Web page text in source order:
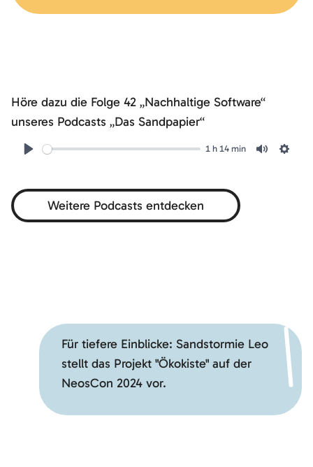
42
Höre dazu die Folge 42 „Nachhaltige Software“
unseres Podcasts „Das Sandpapier“
1 h 14 min
Weitere Podcasts entdecken
Für tiefere Einblicke: Sandstormie Leo
stellt das Projekt "Ökokiste" auf der
NeosCon 2024 vor.